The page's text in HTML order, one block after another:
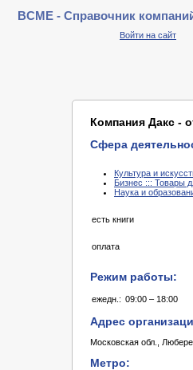
BCME - Справочник
Войти на сайт
Компания Дакс -
Сфера
Культура и
Бизнес ::: Товары
Наука и
есть книги
оплата
Режим работы:
ежедн.: 09:00 – 18:00
Адрес
Московская обл.,
Метро: